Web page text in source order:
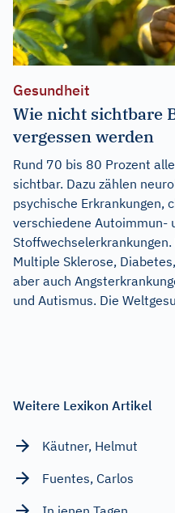
Gesundheit
Wie nicht sichtbare
vergessen werden
Rund 70 bis 80 Prozent
sichtbar. Dazu zählen
psychische Erkrankungen,
verschiedene Autoimmun-
Multiple Sklerose,
aber auch
und Autismus. Die
Weitere Lexikon Artikel
Käutner, Helmut
Fuentes, Carlos